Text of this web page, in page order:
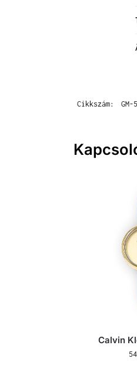
Cikkszám: GM-
Calvin